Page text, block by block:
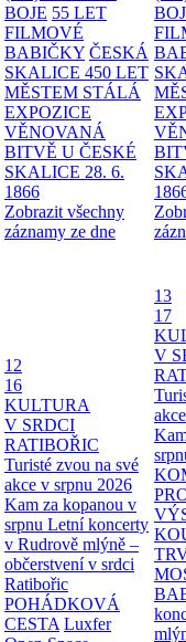
BOJE 55 LET
FILMOVÉ
BABIČKY ČESKÁ
SKALICE 450 LET
MĚSTEM STÁLÁ
EXPOZICE
VĚNOVANÁ
BITVĚ U ČESKÉ
SKALICE 28. 6.
1866
Zobrazit všechny
záznamy ze dne
12
16
KULTURA
V SRDCI
RATIBOŘIC
Turisté zvou na své
akce v srpnu 2026
Kam za kopanou v
srpnu Letní koncerty
v Rudrově mlýně –
občerstvení v srdci
Ratibořic
POHÁDKOVÁ
CESTA Luxfer
13
17
V